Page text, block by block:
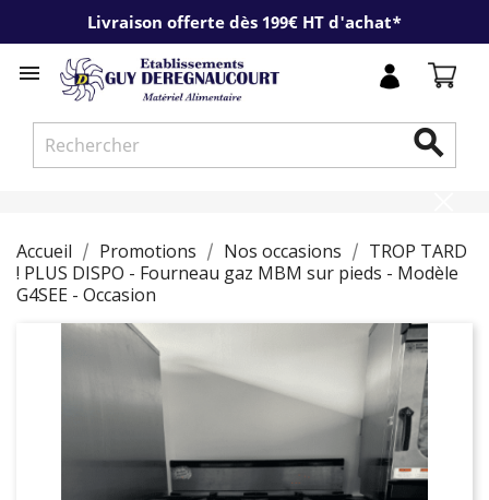
Livraison offerte dès 199€ HT d'achat*


Accueil Promotions Nos occasions
TROP TARD
! PLUS DISPO - Fourneau gaz MBM sur pieds - Modèle
G4SEE - Occasion